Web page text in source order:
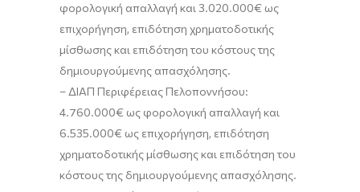
φορολογική απαλλαγή και 3.020.000€ ως
επιχορήγηση, επιδότηση χρηματοδοτικής
μίσθωσης και επιδότηση του κόστους της
δημιουργούμενης απασχόλησης.
– ΔΙΑΠ Περιφέρειας Πελοποννήσου:
4.760.000€ ως φορολογική απαλλαγή και
6.535.000€ ως επιχορήγηση, επιδότηση
χρηματοδοτικής μίσθωσης και επιδότηση του
κόστους της δημιουργούμενης απασχόλησης.